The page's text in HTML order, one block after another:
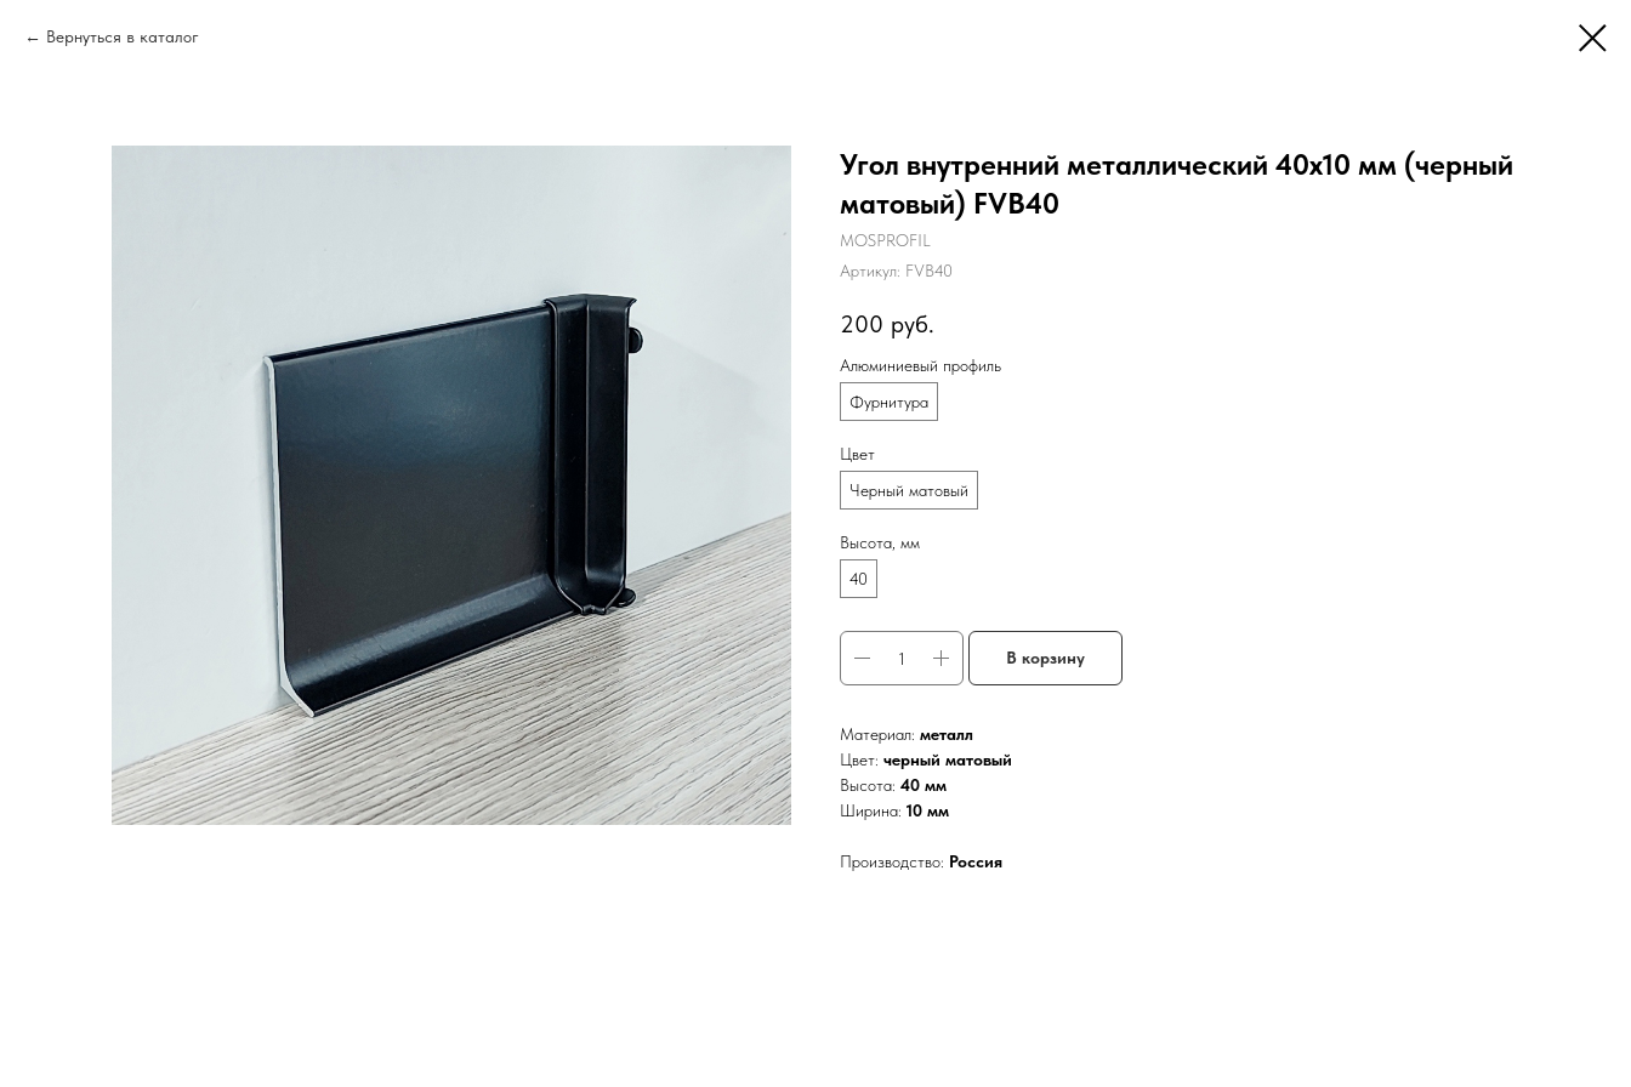
Вернуться в каталог
Угол внутренний металлический 40х10 мм (черный
матовый) FVB40
MOSPROFIL
Артикул: FVB40
200 руб.
Алюминиевый профиль
Фурнитура
Цвет
Черный матовый
Высота, мм
40
В корзину
Материал: металл
Цвет: черный матовый
Высота: 40 мм
Ширина: 10 мм
Производство: Россия